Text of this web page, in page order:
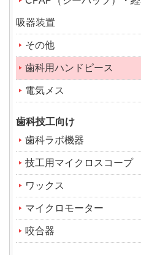
吸器装置
その他
歯科用ハンドピース
電気メス
歯科技工向け
歯科ラボ機器
技工用マイクロスコープ
ワックス
マイクロモーター
咬合器